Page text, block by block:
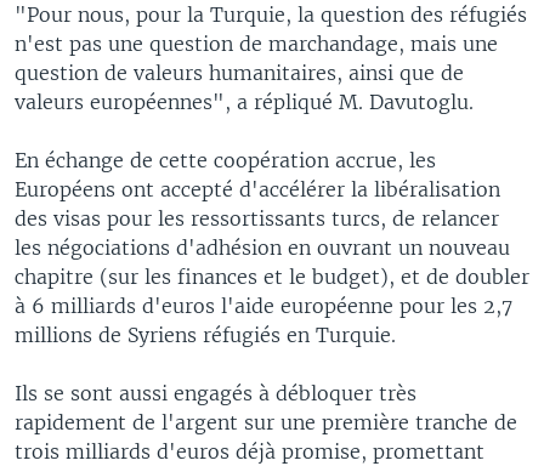
"Pour nous, pour la Turquie, la question des réfugiés
n'est pas une question de marchandage, mais une
question de valeurs humanitaires, ainsi que de
valeurs européennes", a répliqué M. Davutoglu.
En échange de cette coopération accrue, les
Européens ont accepté d'accélérer la libéralisation
des visas pour les ressortissants turcs, de relancer
les négociations d'adhésion en ouvrant un nouveau
chapitre (sur les finances et le budget), et de doubler
à 6 milliards d'euros l'aide européenne pour les 2,7
millions de Syriens réfugiés en Turquie.
Ils se sont aussi engagés à débloquer très
rapidement de l'argent sur une première tranche de
trois milliards d'euros déjà promise, promettant